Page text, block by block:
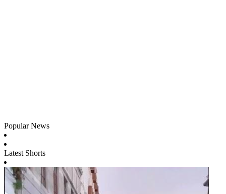
Popular News
Latest Shorts